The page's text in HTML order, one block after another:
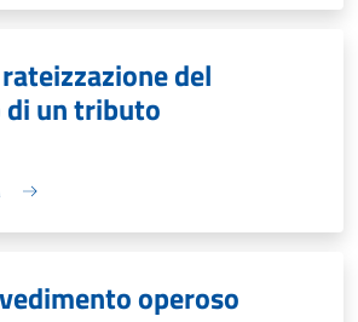
del
un tributo
operoso